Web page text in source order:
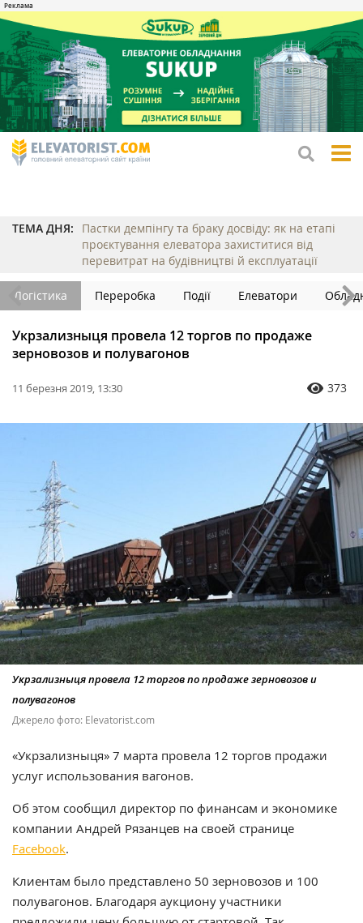
ТЕМА ДНЯ:
Пастки демпінгу та браку досвіду: як на етапі
проєктування елеватора захиститися від
перевитрат на будівництві й експлуатації
Логістика Переробка Події Елеватори
Укрзализныця провела 12 торгов по продаже
зерновозов и полувагонов
11 березня 2019, 13:30 373
Укрзализныця провела 12 торгов по продаже зерновозов и
полувагонов
Джерело фото: Elevatorist.com
«Укрзализныця» 7 марта провела 12 торгов продажи
услуг использования вагонов.
Об этом сообщил директор по финансам и экономике
компании Андрей Рязанцев на своей странице
Facebook.
Клиентам было представлено 50 зерновозов и 100
полувагонов. Благодаря аукциону участники